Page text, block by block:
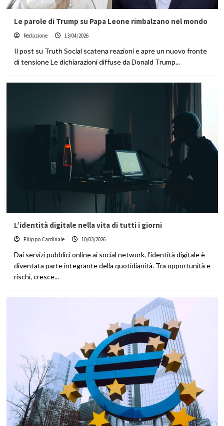
Le parole di Trump su Papa Leone rimbalzano nel mondo
Redazione 13/04/2026
Il post su Truth Social scatena reazioni e apre un nuovo fronte
di tensione Le dichiarazioni diffuse da Donald Trump...
L’identità digitale nella vita di tutti i giorni
Filippo Cardinale 10/03/2026
Dai servizi pubblici online ai social network, l’identità digitale è
diventata parte integrante della quotidianità. Tra opportunità e
rischi, cresce...